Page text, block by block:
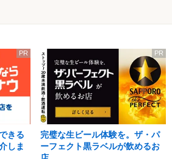
PR
きる
しま
PR
完璧な生ビール体験を。ザ・パ
ーフェクト黒ラベルが飲めるお